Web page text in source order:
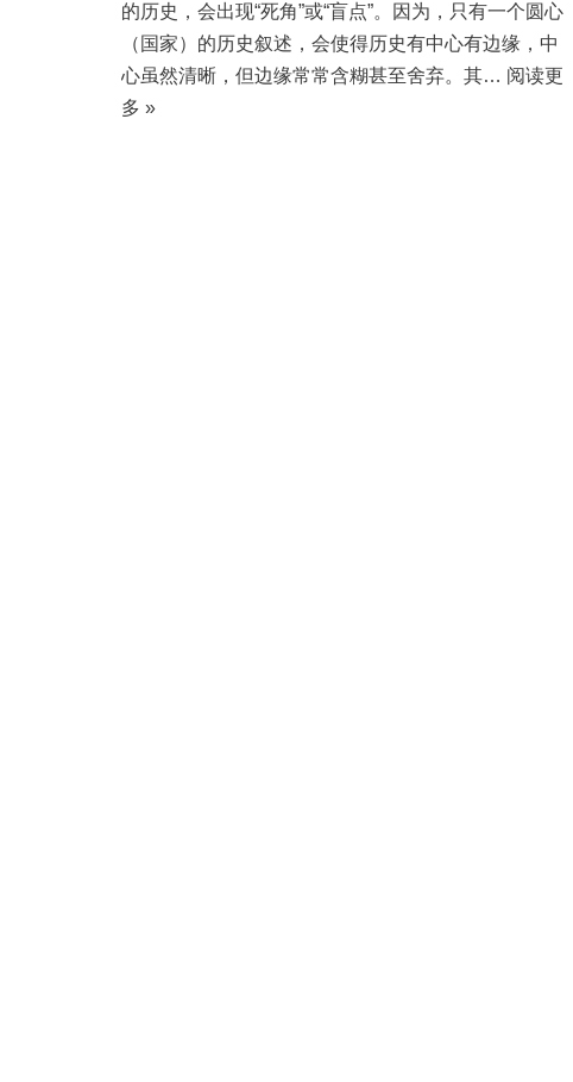
的历史，会出现“死角”或“盲点”。因为，只有一个圆心
（国家）的历史叙述，会使得历史有中心有边缘，中
心虽然清晰，但边缘常常含糊甚至舍弃。其… 阅读更
多 »